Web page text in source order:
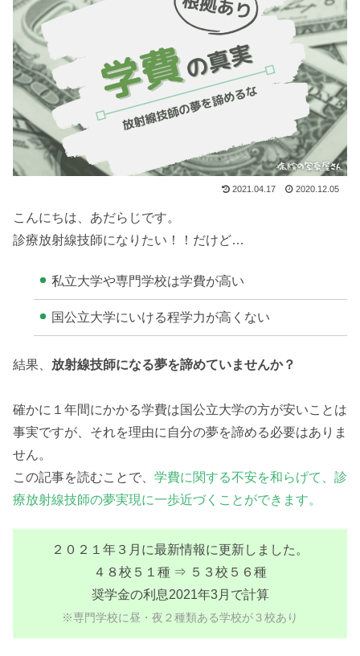
2021.04.17 2020.12.05
こんにちは、あだらじです。
診療放射線技師になりたい！！だけど…
私立大学や専門学校は学費が高い
国公立大学にいける程学力が高くない
結果、 放射線技師になる夢を諦めていませんか？
確かに１年間にかかる学費は国公立大学の方が安いことは
事実ですが、それを理由に自分の夢を諦める必要はありま
せん。
この記事を読むことで、 学費に関する不安を和らげて、診
療放射線技師の夢実現に一歩近づくことができます。
２０２１年３月に最新情報に更新しました。
４８校５１種 ⇒ ５３校５６種
奨学金の利息2021年3月で計算
※専門学校に昼・夜２種類ある学校が３校あり